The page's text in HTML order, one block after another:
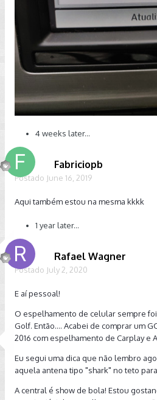
4 weeks later...
Fabriciopb
Postado June 16, 2019
Aqui também estou na mesma kkkk
1 year later...
Rafael Wagner
Postado July 2, 2020
E aí pessoal!
O espelhamento de celular sempre
Golf. Então.... Acabei de comprar um
2016 com espelhamento de Carplay e
Eu segui uma dica que não lembro
aquela antena tipo "shark" no teto
A central é show de bola! Estou